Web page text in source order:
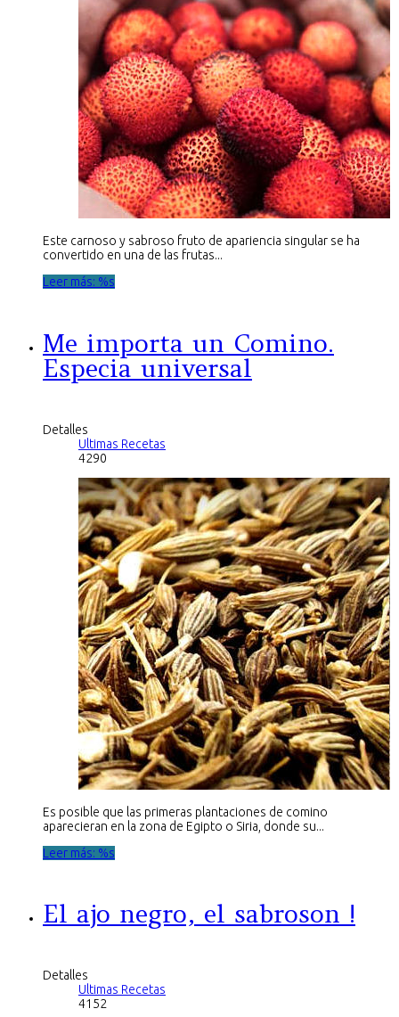
Este carnoso y sabroso fruto de apariencia singular se ha
convertido en una de las frutas...
Leer más: %s
Me importa un Comino.
Especia universal
Detalles
Ultimas Recetas
4290
Es posible que las primeras plantaciones de comino
aparecieran en la zona de Egipto o Siria, donde su...
Leer más: %s
El ajo negro, el sabroson !
Detalles
Ultimas Recetas
4152